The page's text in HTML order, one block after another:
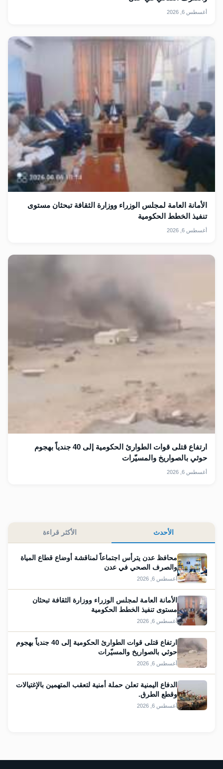
أغسطس 6, 2026
الأمانة العامة لمجلس الوزراء ووزارة الثقافة تبحثان مستوى
تنفيذ الخطط الحكومية
أغسطس 6, 2026
ارتفاع قتلى قوات الطوارئ الحكومية إلى 40 جندياً بهجوم
حوثي بالصواريخ والمسيّرات
أغسطس 6, 2026
الأحدث الأكثر قراءة
محافظ عدن يترأس اجتماعاً لمناقشة أوضاع قطاع المياة
والصرف الصحي في عدن
أغسطس 6, 2026
الأمانة العامة لمجلس الوزراء ووزارة الثقافة تبحثان
مستوى تنفيذ الخطط الحكومية
أغسطس 6, 2026
ارتفاع قتلى قوات الطوارئ الحكومية إلى 40 جندياً بهجوم
حوثي بالصواريخ والمسيّرات
أغسطس 6, 2026
الدفاع اليمنية تعلن حملة أمنية لتعقب المتهمين بالإغتيالات
وقطع الطرق.
أغسطس 6, 2026